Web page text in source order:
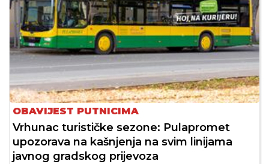
OBAVIJEST PUTNICIMA
Vrhunac turističke sezone: Pulapromet
upozorava na kašnjenja na svim linijama
javnog gradskog prijevoza